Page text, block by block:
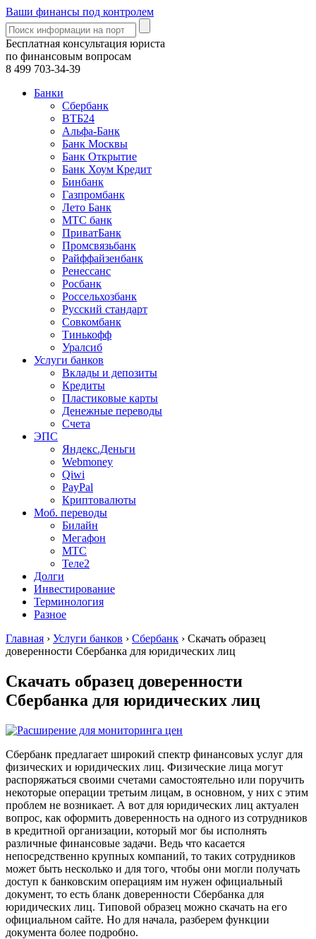
Ваши финансы под контролем
Бесплатная консультация юриста
по финансовым вопросам
8 499 703-34-39
Банки
Сбербанк
ВТБ24
Альфа-Банк
Банк Москвы
Банк Открытие
Банк Хоум Кредит
Бинбанк
Газпромбанк
Лето Банк
МТС банк
ПриватБанк
Промсвязьбанк
Райффайзенбанк
Ренессанс
Росбанк
Россельхозбанк
Русский стандарт
Совкомбанк
Тинькофф
Уралсиб
Услуги банков
Вклады и депозиты
Кредиты
Пластиковые карты
Денежные переводы
Счета
ЭПС
Яндекс.Деньги
Webmoney
Qiwi
PayPal
Криптовалюты
Моб. переводы
Билайн
Мегафон
МТС
Теле2
Долги
Инвестирование
Терминология
Разное
Главная › Услуги банков › Сбербанк › Скачать образец
доверенности Сбербанка для юридических лиц
Скачать образец доверенности
Сбербанка для юридических лиц
Сбербанк предлагает широкий спектр финансовых услуг для
физических и юридических лиц. Физические лица могут
распоряжаться своими счетами самостоятельно или поручить
некоторые операции третьим лицам, в основном, у них с этим
проблем не возникает. А вот для юридических лиц актуален
вопрос, как оформить доверенность на одного из сотрудников
в кредитной организации, который мог бы исполнять
различные финансовые задачи. Ведь что касается
непосредственно крупных компаний, то таких сотрудников
может быть несколько и для того, чтобы они могли получать
доступ к банковским операциям им нужен официальный
документ, то есть бланк доверенности Сбербанка для
юридических лиц. Типовой образец можно скачать на его
официальном сайте. Но для начала, разберем функции
документа более подробно.